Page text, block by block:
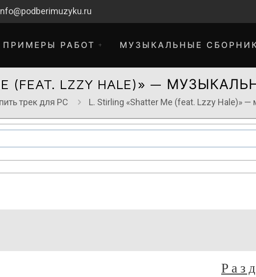
ПРИМЕРЫ РАБОТ МУЗЫКАЛЬНЫЕ
ME (FEAT. LZZY HALE)» —
трек для РС L. Stirling «Shatter Me (feat. Lzzy Hale)»